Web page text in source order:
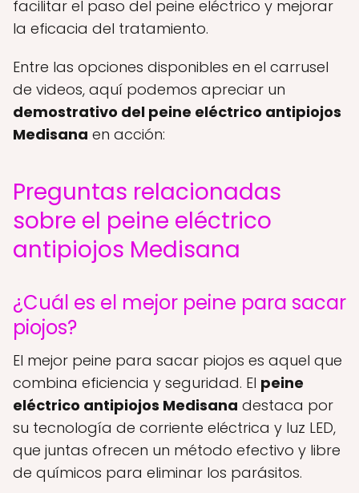
facilitar el paso del peine eléctrico y mejorar
la eficacia del tratamiento.
Entre las opciones disponibles en el carrusel
de videos, aquí podemos apreciar un
demostrativo del peine eléctrico antipiojos
Medisana en acción:
Preguntas relacionadas
sobre el peine eléctrico
antipiojos Medisana
¿Cuál es el mejor peine para sacar
piojos?
El mejor peine para sacar piojos es aquel que
combina eficiencia y seguridad. El peine
eléctrico antipiojos Medisana destaca por
su tecnología de corriente eléctrica y luz LED,
que juntas ofrecen un método efectivo y libre
de químicos para eliminar los parásitos.